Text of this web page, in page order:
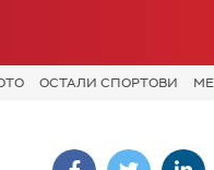
ОСТАЛИ СПОРТОВИ